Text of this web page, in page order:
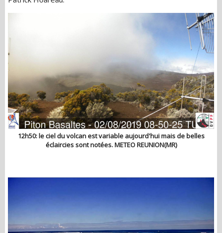
12h50: le ciel du volcan est variable aujourd'hui mais de belles
éclaircies sont notées. METEO REUNION(MR)